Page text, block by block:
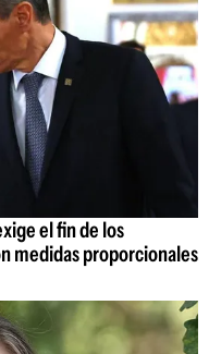
el fin de los
medidas proporcionales